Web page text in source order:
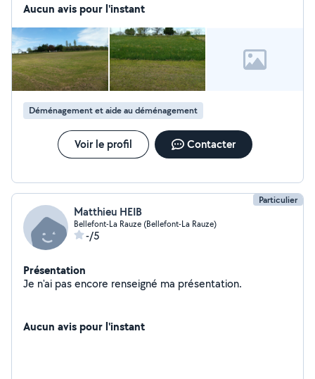
grange
Aucun avis pour l'instant
Déménagement et aide au déménagement
Voir le profil Contacter
Particulier
Matthieu HEIB
Bellefont-La Rauze (Bellefont-La Rauze)
-/5
Présentation
Je n'ai pas encore renseigné ma présentation.
Aucun avis pour l'instant